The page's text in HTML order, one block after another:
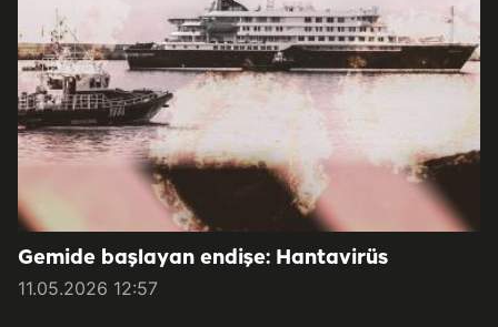
Gemide başlayan endişe: Hantavirüs
11.05.2026 12:57